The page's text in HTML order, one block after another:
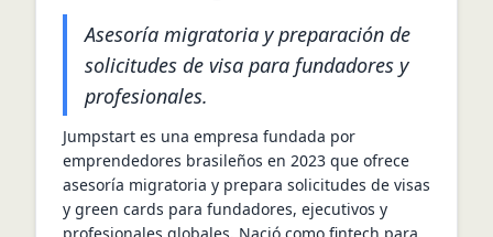
Asesoría migratoria y preparación de
solicitudes de visa para fundadores y
profesionales.
Jumpstart es una empresa fundada por
emprendedores brasileños en 2023 que ofrece
asesoría migratoria y prepara solicitudes de visas
y green cards para fundadores, ejecutivos y